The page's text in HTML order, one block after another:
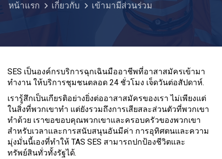
หน้าแรก เกี่ยวกับ เข้ามามีส่วนร่วม
SES เป็นองค์กรบริการฉุกเฉินมืออาชีพที่อาสาสมัครเข้ามา
ทำงาน ให้บริการชุมชนตลอด 24 ชั่วโมง เจ็ดวันต่อสัปดาห์.
เรารู้สึกเป็นเกียรติอย่างยิ่งต่ออาสาสมัครของเรา ไม่เพียงแต่
ในสิ่งที่พวกเขาทำ แต่ยังรวมถึงการเสียสละส่วนตัวที่พวกเขา
ทำด้วย เราขอขอบคุณพวกเขาและครอบครัวของพวกเขา
สำหรับเวลาและการสนับสนุนอันมีค่า การอุทิศตนและความ
มุ่งมั่นนี้เองที่ทำให้ TAS SES สามารถปกป้องชีวิตและ
ทรัพย์สินทั่วทั้งรัฐได้.